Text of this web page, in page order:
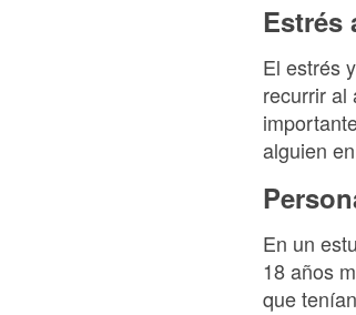
Estrés
El estrés
recurrir al
alguien
En un
18 años
que